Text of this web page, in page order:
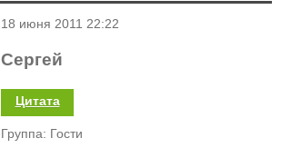
18 июня 2011 22:22
Сергей
Цитата
Группа: Гости